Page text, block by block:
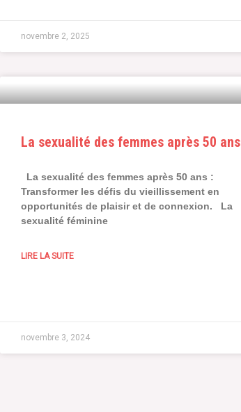
novembre 2, 2025
La sexualité des femmes après 50 ans
La sexualité des femmes après 50 ans :
Transformer les défis du vieillissement en
opportunités de plaisir et de connexion. La
sexualité féminine
LIRE LA SUITE
novembre 3, 2024